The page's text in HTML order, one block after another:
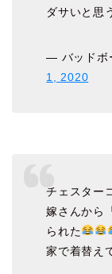
ダサいと思
— バッドボ
1, 2020
チェスター
嫁さんから
られた
家で着替え